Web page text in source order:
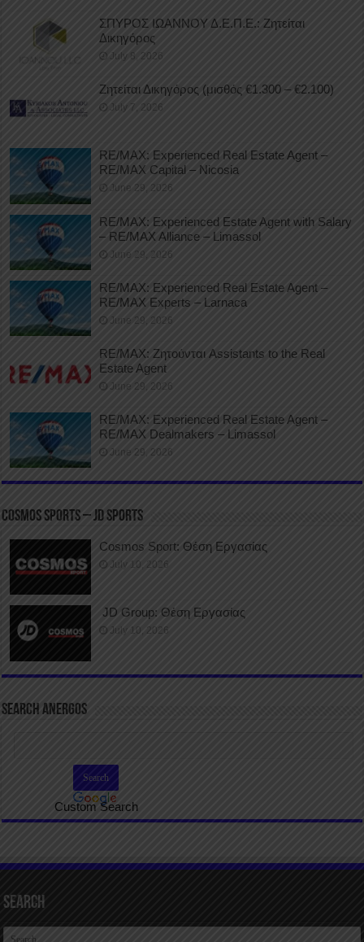
ΣΠΥΡΟΣ ΙΩΑΝΝΟΥ Δ.Ε.Π.Ε.: Ζητείται
Δικηγόρος
July 8, 2026
Ζητείται Δικηγόρος (μισθός €1.300 – €2.100)
July 7, 2026
RE/MAX: Experienced Real Estate Agent –
RE/MAX Capital – Nicosia
June 29, 2026
RE/MAX: Experienced Estate Agent with Salary
– RE/MAX Alliance – Limassol
June 29, 2026
RE/MAX: Experienced Real Estate Agent –
RE/MAX Experts – Larnaca
June 29, 2026
RE/MAX: Ζητούνται Assistants to the Real
Estate Agent
June 29, 2026
RE/MAX: Experienced Real Estate Agent –
RE/MAX Dealmakers – Limassol
June 29, 2026
COSMOS SPORTS – JD SPORTS
Cosmos Sport: Θέση Εργασίας
July 10, 2026
JD Group: Θέση Εργασίας
July 10, 2026
SEARCH ANERGOS
Custom Search
Search